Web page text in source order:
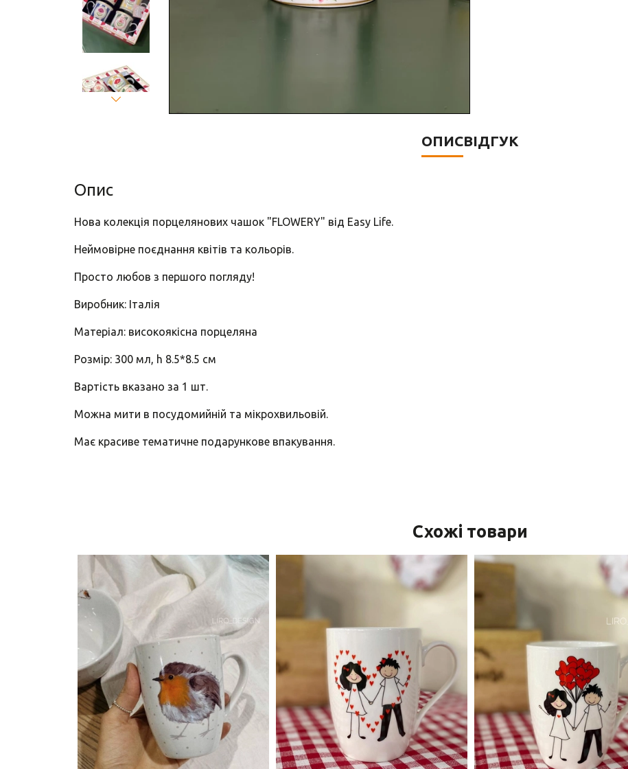
ОПИСВІДГУК
Опис
Нова колекція порцелянових чашок "FLOWERY" від Easy Lifе.
Неймовірне поєднання квітів та кольорів.
Просто любов з першого погляду!
Виробник: Італія
Матеріал: високоякісна порцеляна
Розмір: 300 мл, h 8.5*8.5 см
Вартість вказано за 1 шт.
Можна мити в посудомийній та мікрохвильовій.
Має красиве тематичне подарункове впакування.
Схожі товари